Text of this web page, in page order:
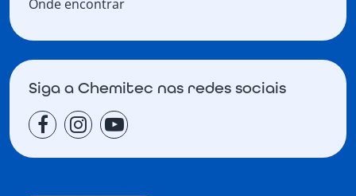
Onde encontrar
Siga a Chemitec nas redes sociais